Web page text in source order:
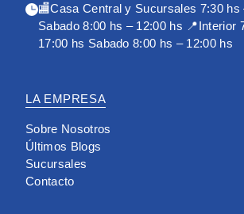
🏬Casa Central y Sucursales 7:30 hs
Sabado 8:00 hs – 12:00 hs 📍Interior
17:00 hs Sabado 8:00 hs – 12:00 hs
LA EMPRESA
Sobre Nosotros
Últimos Blogs
Sucursales
Contacto